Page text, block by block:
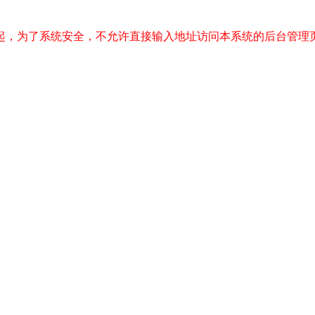
，为了系统安全，不允许直接输入地址访问本系统的后台管理